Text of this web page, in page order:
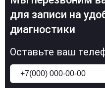
для записи на
диагностики
Оставьте ваш